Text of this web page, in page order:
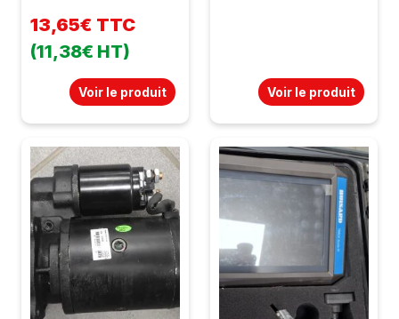
13,65€ TTC
(11,38€ HT)
Voir le produit Voir le produit